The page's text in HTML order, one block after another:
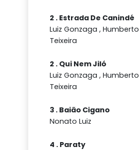
2 . Estrada De Canindé
Luiz Gonzaga , Humberto
Teixeira
2 . Qui Nem Jiló
Luiz Gonzaga , Humberto
Teixeira
3 . Baião Cigano
Nonato Luiz
4 . Paraty